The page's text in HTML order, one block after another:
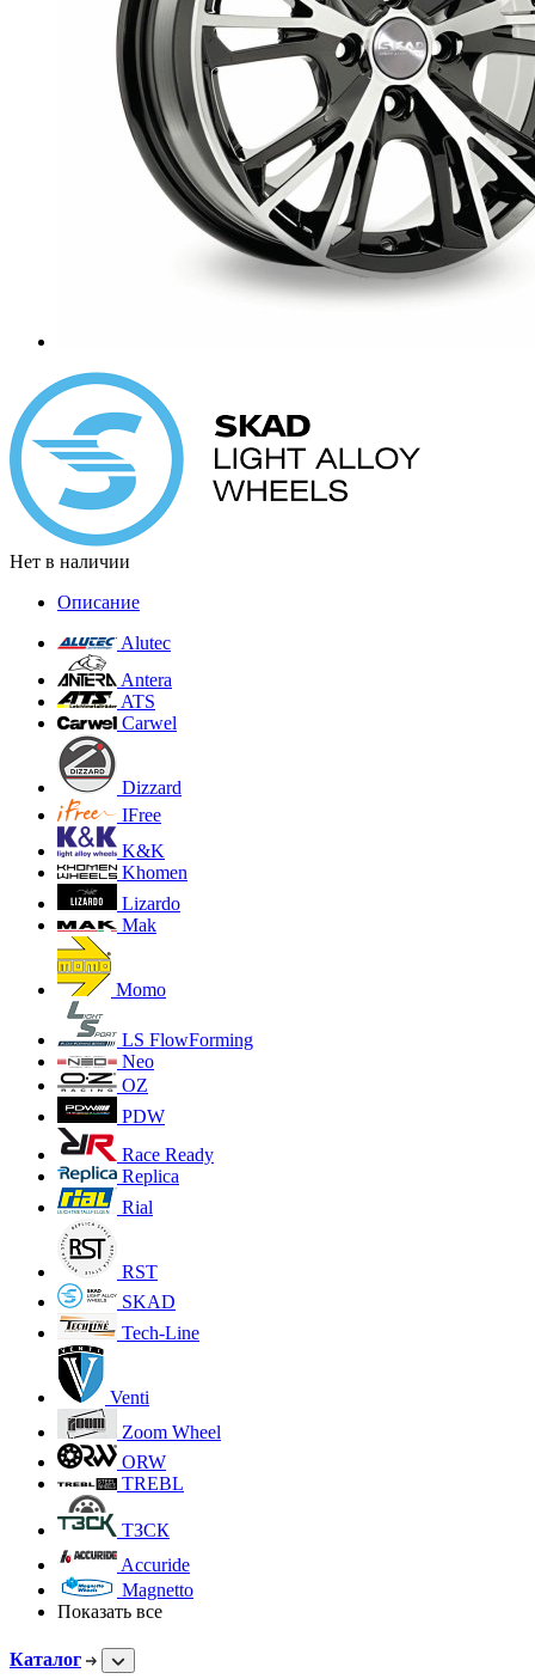
Нет в наличии
Описание
Alutec
Antera
ATS
Carwel
Dizzard
IFree
K&K
Khomen
Lizardo
Mak
Momo
LS FlowForming
Neo
OZ
PDW
Race Ready
Replica
Rial
RST
SKAD
Tech-Line
Venti
Zoom Wheel
ORW
TREBL
ТЗСК
Accuride
Magnetto
Показать все
Каталог